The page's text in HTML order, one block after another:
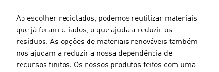
Ao escolher reciclados, podemos reutilizar materiais
que já foram criados, o que ajuda a reduzir os
resíduos. As opções de materiais renováveis também
nos ajudam a reduzir a nossa dependência de
recursos finitos. Os nossos produtos feitos com uma